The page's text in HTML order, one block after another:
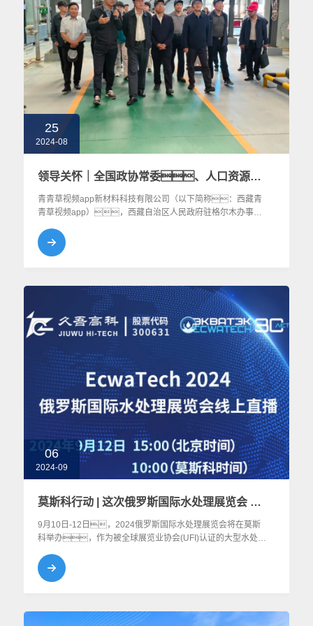
25
2024-08
领导关怀｜全国政协常委、人口资源环境委员会主任车俊一行调研西藏青青草视频app新材料科技有限公司
青青草视频app新材料科技有限公司（以下简称：西藏青
青草视频app），西藏自治区人民政府驻格尔木办事处
记、主任张国宏，格尔木市委副书
记、市长冉清陪同调研，青青草视频app高科副
06
2024-09
莫斯科行动 | 这次俄罗斯国际水处理展览会 青青草视频app高科有哪些亮点？
9月10日-12日，2024俄罗斯国际水处理展览会将在莫斯
科举办，作为被全球展览业协会(UFI)认证的大型水处理
处理领域市场的首选平台，国内膜行业青青草视频
app下载最新版领域龙头企业青青草视频app高科也将参与本